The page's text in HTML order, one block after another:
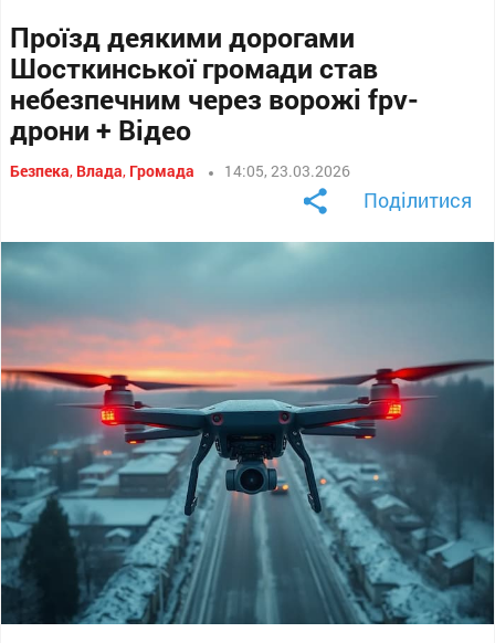
Проїзд деякими дорогами
Шосткинської громади став
небезпечним через ворожі fpv-
дрони + Відео
Безпека, Влада, Громада 14:05, 23.03.2026
Поділитися